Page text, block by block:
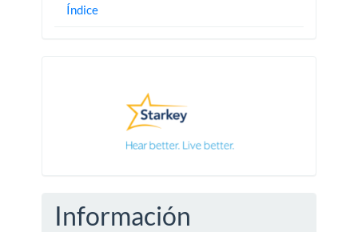
Índice
Información